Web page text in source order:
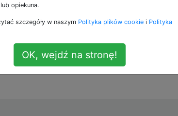
opiekuna.
szczegóły w naszym Polityka plików cookie i Polityka
OK, wejdź na stronę!